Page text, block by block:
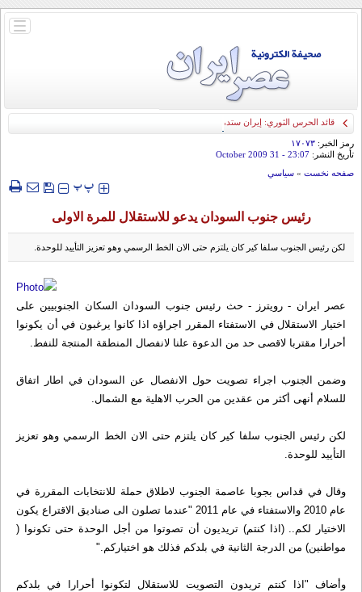
باز
قائد الحرس الثوري: إيران ستدمر أمريكا وإسرائيل والسعودية إذا تجاوزت خطوط طهران
الحمراء
رمز الخبر: ۱۷۰۷۳
تأريخ النشر: 23:07
- 31 October 2009
صفحه نخست » سياسي
‍‍‍ پپ
رئيس جنوب السودان يدعو للاستقلال للمرة الاولى
لكن رئيس الجنوب سلفا كير كان يلتزم حتى الان الخط الرسمي وهو تعزيز التأييد للوحدة.
عصر ايران - رويترز - حث رئيس جنوب السودان السكان الجنوبيين على
اختيار الاستقلال في الاستفتاء المقرر اجراؤه اذا كانوا يرغبون في أن يكونوا
أحرارا مقتربا لاقصى حد من الدعوة علنا لانفصال المنطقة المنتجة للنفط.
وضمن الجنوب اجراء تصويت حول الانفصال عن السودان في اطار اتفاق
للسلام أنهى أكثر من عقدين من الحرب الاهلية مع الشمال.
لكن رئيس الجنوب سلفا كير كان يلتزم حتى الان الخط الرسمي وهو تعزيز
التأييد للوحدة.
وقال في قداس بجوبا عاصمة الجنوب لاطلاق حملة للانتخابات المقررة في
عام 2010 والاستفتاء في عام 2011 "عندما تصلون الى صناديق الاقتراع يكون
الاختيار لكم.. (اذا كنتم) تريديون أن تصوتوا من أجل الوحدة حتى تكونوا (
مواطنين) من الدرجة الثانية في بلدكم فذلك هو اختياركم."
وأضاف "اذا كنتم تريدون التصويت للاستقلال لتكونوا أحرارا في بلدكم